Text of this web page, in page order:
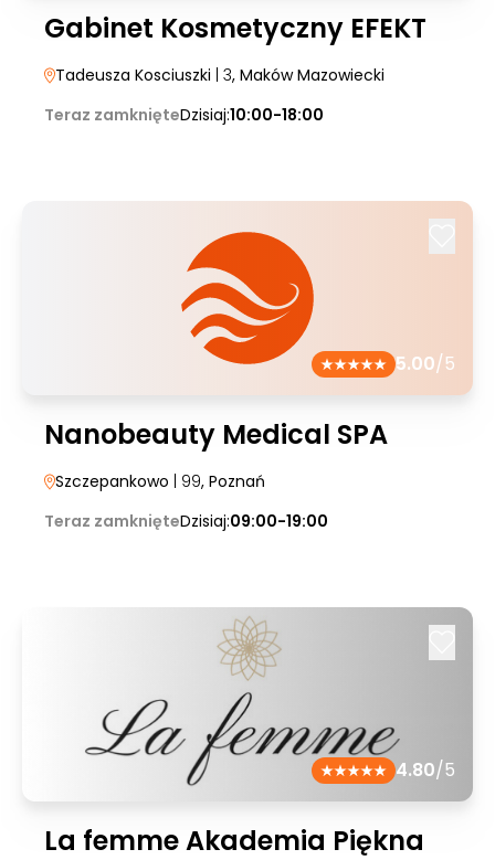
Gabinet Kosmetyczny EFEKT
Tadeusza Kosciuszki | 3, Maków Mazowiecki
Teraz zamknięteDzisiaj:10:00-18:00
5.00/5
Nanobeauty Medical SPA
Szczepankowo | 99, Poznań
Teraz zamknięteDzisiaj:09:00-19:00
4.80/5
La femme Akademia Piękna